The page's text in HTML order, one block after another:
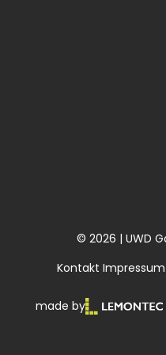
© 2026 | UWD
Kontakt Impressum
made by